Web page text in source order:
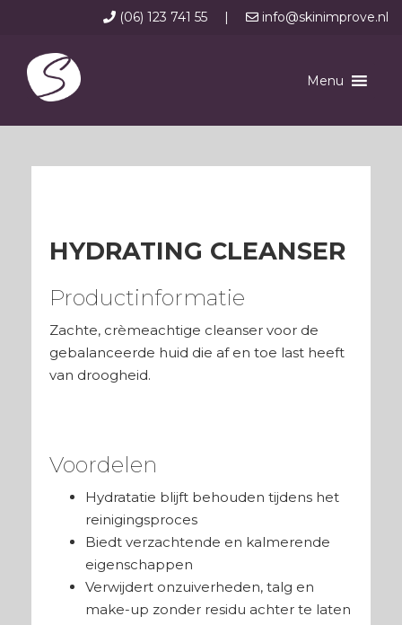
(06) 123 741 55 | info@skinimprove.nl
Menu
HYDRATING CLEANSER
Productinformatie
Zachte, crèmeachtige cleanser voor de
gebalanceerde huid die af en toe last heeft
van droogheid.
Voordelen
Hydratatie blijft behouden tijdens het
reinigingsproces
Biedt verzachtende en kalmerende
eigenschappen
Verwijdert onzuiverheden, talg en
make-up zonder residu achter te laten